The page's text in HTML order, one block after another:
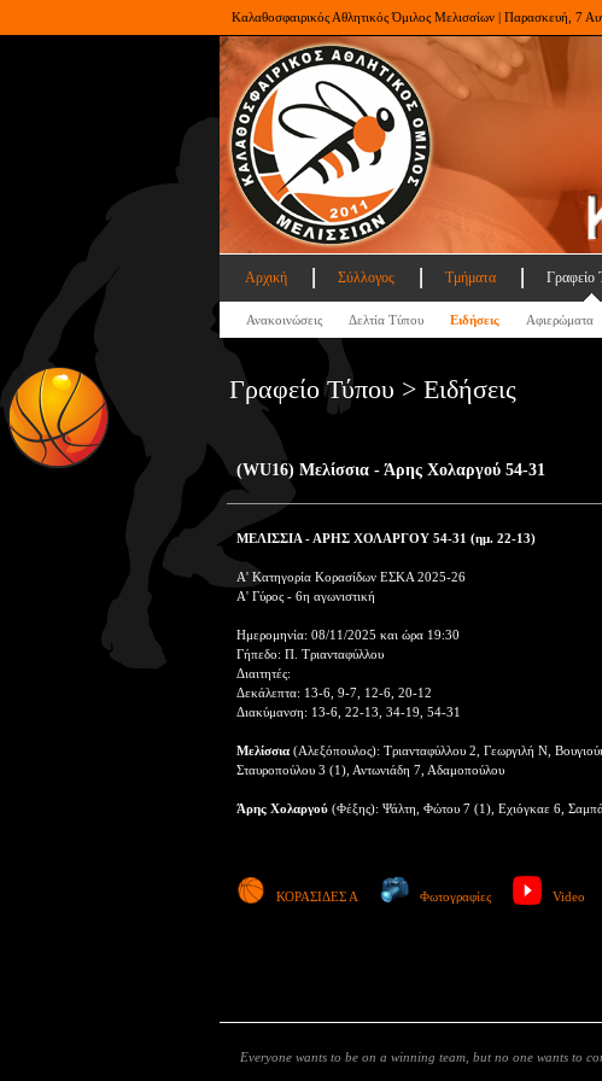
Καλαθοσφαιρικός Αθλητικός Όμιλος Μελισσίων | Παρασκευή, 7
Αρχική Σύλλογος Τμήματα Γραφείο
Ανακοινώσεις Δελτία Τύπου Ειδήσεις Αφιερώματα
Γραφείο Τύπου > Ειδήσεις
(WU16) Μελίσσια - Άρης Χολαργού 54-31
ΜΕΛΙΣΣΙΑ - ΑΡΗΣ ΧΟΛΑΡΓΟΥ 54-31 (ημ. 22-13)
Α' Κατηγορία Κορασίδων ΕΣΚΑ 2025-26
Α' Γύρος - 6η αγωνιστική
Ημερομηνία: 08/11/2025 και ώρα 19:30
Γήπεδο: Π. Τριανταφύλλου
Διαιτητές:
Δεκάλεπτα: 13-6, 9-7, 12-6, 20-12
Διακύμανση: 13-6, 22-13, 34-19, 54-31
Μελίσσια (Αλεξόπουλος): Τριανταφύλλου 2, Γεωργιλή Ν,
Σταυροπούλου 3 (1), Αντωνιάδη 7, Αδαμοπούλου
Άρης Χολαργού (Φέξης): Ψάλτη, Φώτου 7 (1), Εχιόγκαε 6,
ΚΟΡΑΣΙΔΕΣ Α Φωτογραφίες Video
Everyone wants to be on a winning team, but no one wants to